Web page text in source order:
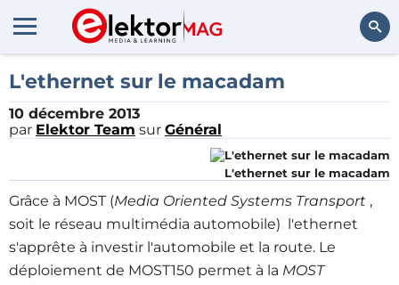
L'ethernet sur le macadam
10 décembre 2013
par Elektor Team sur Général
L'ethernet sur le macadam
Grâce à MOST (Media Oriented Systems Transport ,
soit le réseau multimédia automobile) l'ethernet
s'apprête à investir l'automobile et la route. Le
déploiement de MOST150 permet à la MOST